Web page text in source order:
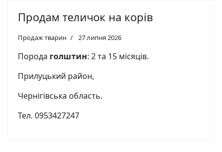
Продам теличок на корів
Продаж тварин 27 липня 2026
Порода голштин: 2 та 15 місяців.
Прилуцький район,
Чернігівська область.
Тел. 0953427247